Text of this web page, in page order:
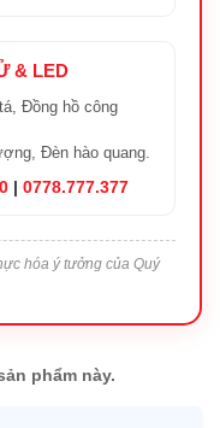
& LED
Đồng hồ công
Đèn hào quang.
| 0778.777.377
hóa ý tưởng của Quý
phẩm này.